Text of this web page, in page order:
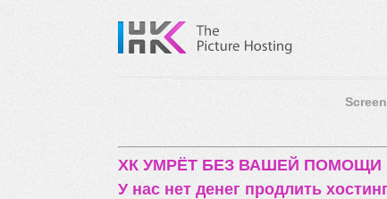
ХК УМРЁТ БЕЗ ВАШЕЙ ПОМОЩИ
У нас нет денег продлить хостинг